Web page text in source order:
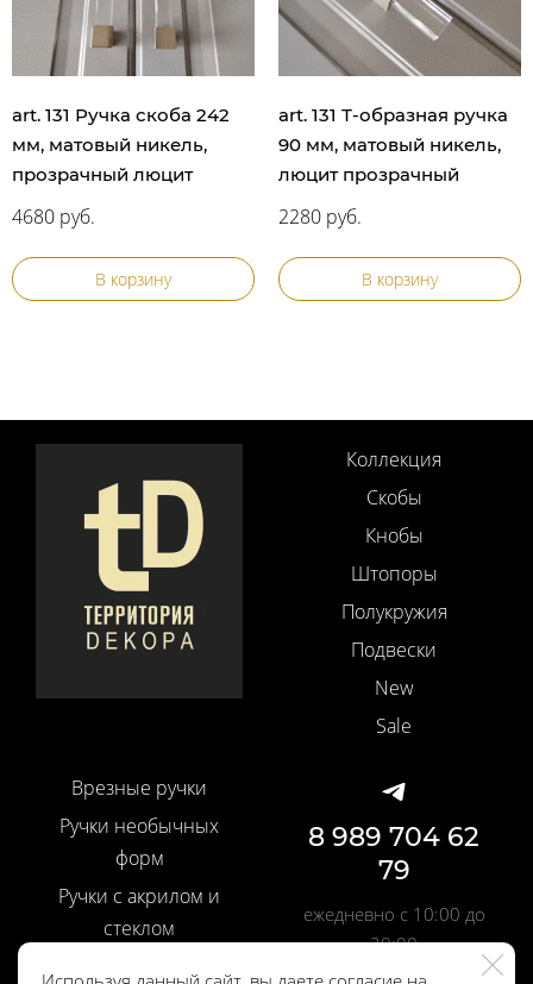
art. 131 Ручка скоба 242
мм, матовый никель,
прозрачный люцит
4680 руб.
В корзину
art. 131 Т-образная ручка
90 мм, матовый никель,
люцит прозрачный
2280 руб.
В корзину
Коллекция
Скобы
Кнобы
Штопоры
Полукружия
Подвески
New
Sale
Врезные ручки
Ручки необычных
форм
Ручки с акрилом и
стеклом
8 989 704 62
79
ежедневно с 10:00 до
20:00